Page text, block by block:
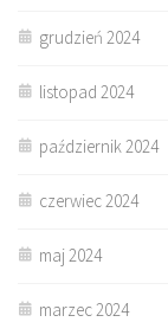
grudzień 2024
listopad 2024
październik 2024
czerwiec 2024
maj 2024
marzec 2024